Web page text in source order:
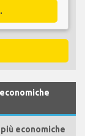
economiche